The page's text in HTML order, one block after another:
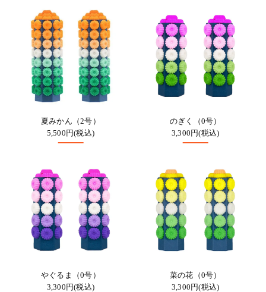
夏みかん（2号）
5,500円(税込)
のぎく（0号）
3,300円(税込)
やぐるま（0号）
3,300円(税込)
菜の花（0号）
3,300円(税込)